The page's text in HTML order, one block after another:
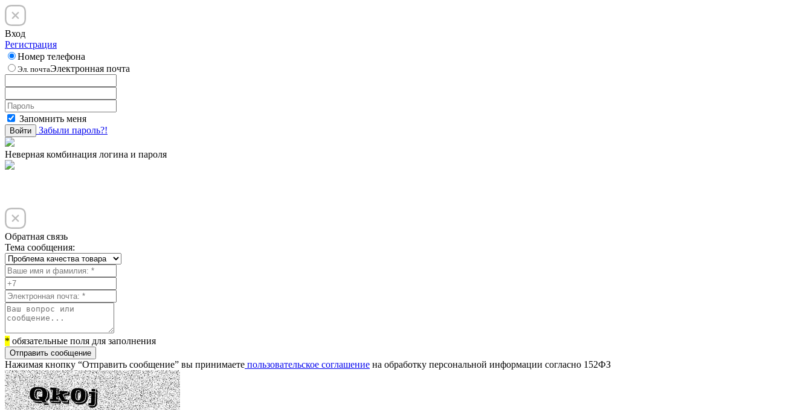
Вход
Регистрация
Номер телефона
Эл. почтаЭлектронная почта
Запомнить меня
Войти Забыли пароль?!
Неверная комбинация логина и пароля
Обратная связь
Тема сообщения:
* обязательные поля для заполнения
Отправить сообщение
Нажимая кнопку “Отправить сообщение” вы принимаете пользовательское соглашение на обработку персональной информации согласно 152ФЗ